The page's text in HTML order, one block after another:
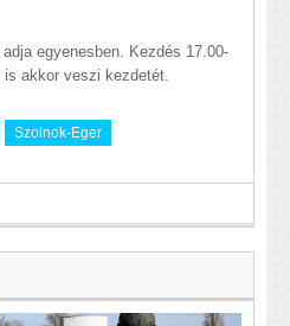
egyenesben. Kezdés 17.00-
akkor veszi kezdetét.
Szolnok-Eger